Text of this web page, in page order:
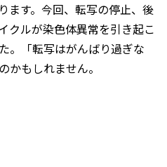
ます。今回、転写の停止、後
クルが染色体異常を引き起こ
。「転写はがんばり過ぎな
かもしれません。